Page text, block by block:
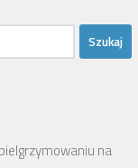
na